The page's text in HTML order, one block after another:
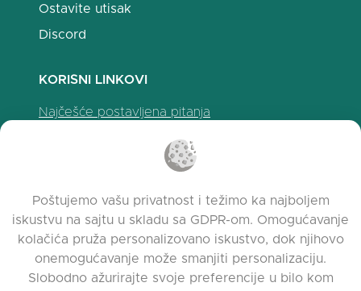
Ostavite utisak
Discord
KORISNI LINKOVI
Najčešće postavljena pitanja
Politika upotrebe kolačića
Napomene o izdanju
Poštujemo vašu privatnost i težimo ka najboljem
iskustvu na sajtu u skladu sa GDPR-om. Omogućavanje
kolačića pruža personalizovano iskustvo, dok njihovo
onemogućavanje može smanjiti personalizaciju.
Slobodno ažurirajte svoje preferencije u bilo kom